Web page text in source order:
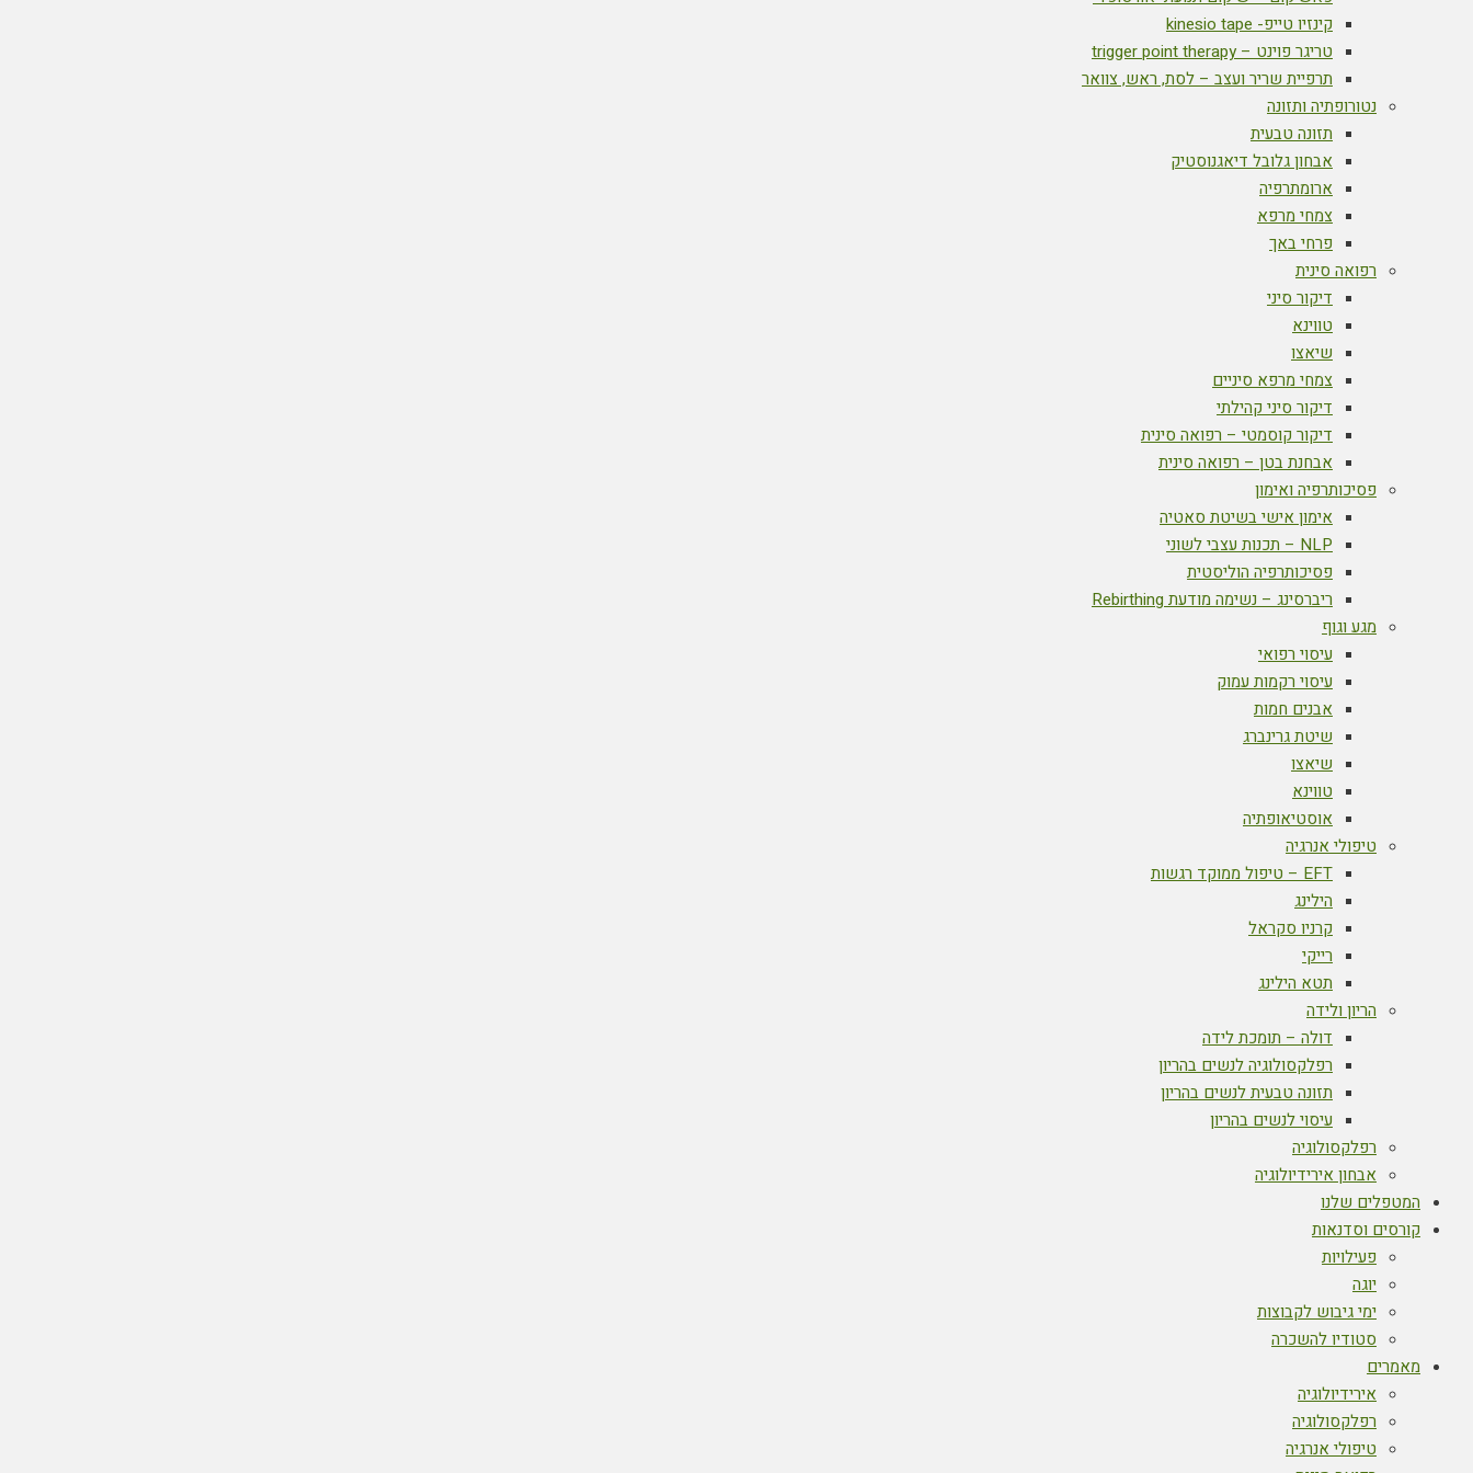
קינזיו טייפ- kinesio tape
טריגר פוינט – trigger point therapy
תרפיית שריר ועצב – לסת, ראש, צוואר
נטורופתיה ותזונה
תזונה טבעית
אבחון גלובל דיאגנוסטיק
ארומתרפיה
צמחי מרפא
פרחי באך
רפואה סינית
דיקור סיני
טווינא
שיאצו
צמחי מרפא סיניים
דיקור סיני קהילתי
דיקור קוסמטי – רפואה סינית
אבחנת בטן – רפואה סינית
פסיכותרפיה ואימון
אימון אישי בשיטת סאטיה
NLP – תכנות עצבי לשוני
פסיכותרפיה הוליסטית
ריברסינג – נשימה מודעת Rebirthing
מגע וגוף
עיסוי רפואי
עיסוי רקמות עמוק
אבנים חמות
שיטת גרינברג
שיאצו
טווינא
אוסטיאופתיה
טיפולי אנרגיה
EFT – טיפול ממוקד רגשות
הילינג
קרניו סקראל
רייקי
תטא הילינג
הריון ולידה
דולה – תומכת לידה
רפלקסולוגיה לנשים בהריון
תזונה טבעית לנשים בהריון
עיסוי לנשים בהריון
רפלקסולוגיה
אבחון אירידיולוגיה
המטפלים שלנו
קורסים וסדנאות
פעילויות
יוגה
ימי גיבוש לקבוצות
סטודיו להשכרה
מאמרים
אירידיולוגיה
רפלקסולוגיה
טיפולי אנרגיה